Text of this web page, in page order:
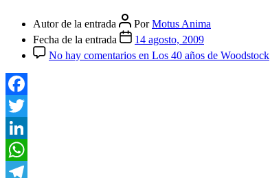
Autor de la entrada PorMotus Anima
Fecha de la entrada
14 agosto, 2009
No hay comentarios en Los 40 años de Woodstock
Facebook
Twitter
LinkedIn
WhatsApp